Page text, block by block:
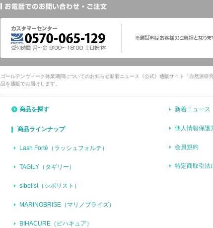
ゴールデンウィーク休業期間についてのお知らせ新着ニュース《公式》通販サイト「自然派
品を通販でお届けします。
商品を探す
商品ラインナップ
Lash Forté（ラッシュフォルテ）
TAGILY（タギリー）
sibolist（シボリスト）
MARINOBRISE（マリノブライズ）
BIHACURE（ビハキュア）
新着ニュース
個人情報保護
会員規約
特定商取引法